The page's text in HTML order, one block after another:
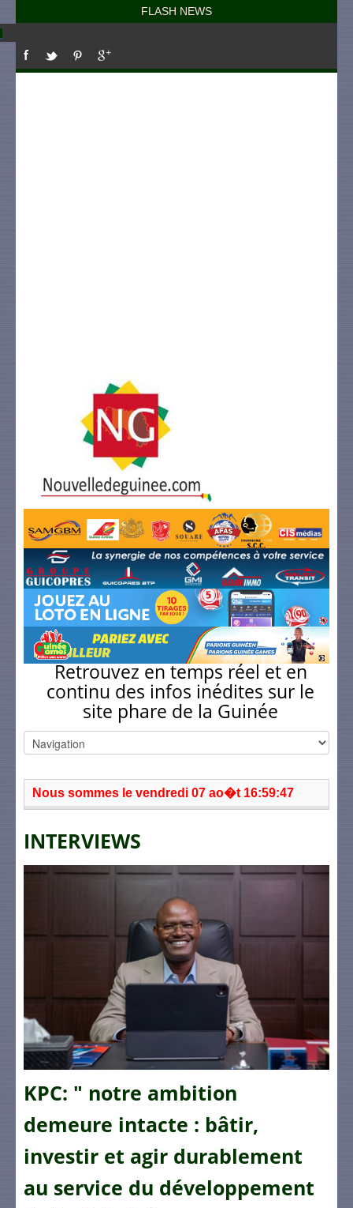
FLASH NEWS
Retrouvez en temps réel et en
continu des infos inédites sur le
site phare de la Guinée
Nous sommes le vendredi 07 ao�t 16:59:47
INTERVIEWS
KPC: " notre ambition
demeure intacte : bâtir,
investir et agir durablement
au service du développement